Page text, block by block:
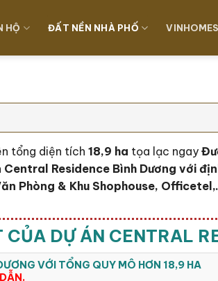
HỘ ĐẤT NỀN NHÀ PHỐ VINHOMES
tổng diện tích 18,9 ha tọa lạc ngay
Residence Bình Dương với
Phòng & Khu Shophouse,
DỰ ÁN CENTRAL
VỚI TỔNG QUY MÔ HƠN 18,9 HA